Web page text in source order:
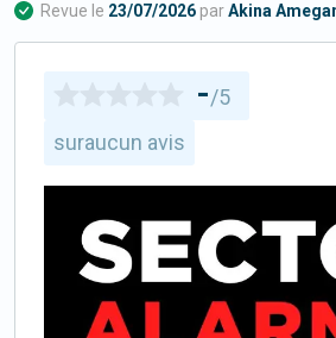
Revue le 23/07/2026 parAkina
-/5
suraucun avis